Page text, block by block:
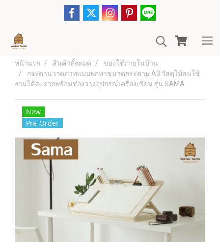
หน้าแรก สินค้าทั้งหมด
ของใช้ภายในบ้าน
กระดานวาดภาพแบบพกพาขนาดกระดาษ A3 วัสดุไม้สนใช้
งานได้สะดวกพร้อมช่องวางอุปกรณ์เครื่องเขียน รุ่น SAMA
New
Pre-Order